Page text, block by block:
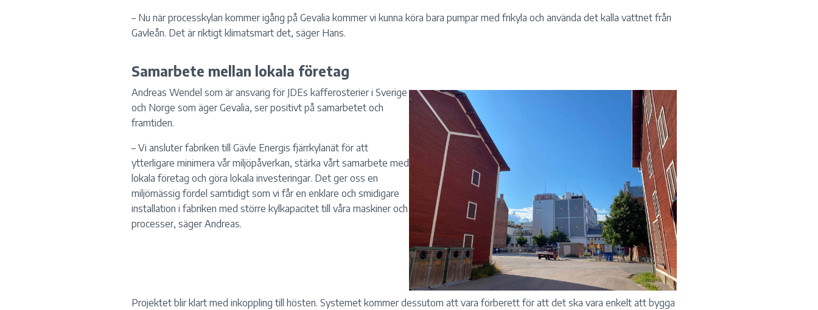
– Nu när processkylan kommer igång på Gevalia kommer vi kunna köra bara pumpar med frikyla och använda det kalla vattnet från
Gavleån. Det är riktigt klimatsmart det, säger Hans.
Samarbete mellan lokala företag
Andreas Wendel som är ansvarig för JDEs kafferosterier i Sverige
och Norge som äger Gevalia, ser positivt på samarbetet och
framtiden.
– Vi ansluter fabriken till Gävle Energis fjärrkylanät för att
ytterligare minimera vår miljöpåverkan, stärka vårt samarbete med
lokala företag och göra lokala investeringar. Det ger oss en
miljömässig fördel samtidigt som vi får en enklare och smidigare
installation i fabriken med större kylkapacitet till våra maskiner och
processer, säger Andreas.
Projektet blir klart med inkoppling till hösten. Systemet kommer dessutom att vara förberett för att det ska vara enkelt att bygga